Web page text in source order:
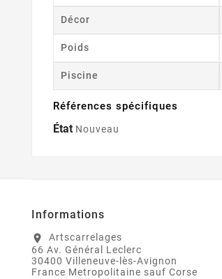
Décor
Poids
Piscine
Références spécifiques
État Nouveau
Informations
location_on
Artscarrelages
66 Av. Général Leclerc
30400 Villeneuve-lès-Avignon
France Metropolitaine sauf Corse